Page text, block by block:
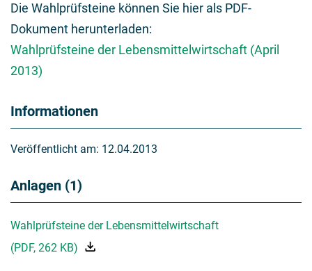
Die Wahlprüfsteine können Sie hier als PDF-
Dokument herunterladen:
Wahlprüfsteine der Lebensmittelwirtschaft (April
2013)
Informationen
Veröffentlicht am: 12.04.2013
Anlagen (1)
Wahlprüfsteine der Lebensmittelwirtschaft
(PDF, 262 KB)